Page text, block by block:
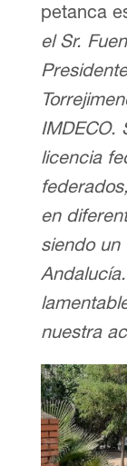
petanca
el Sr.
IMDECO.
licencia
en
siendo un
nuestra